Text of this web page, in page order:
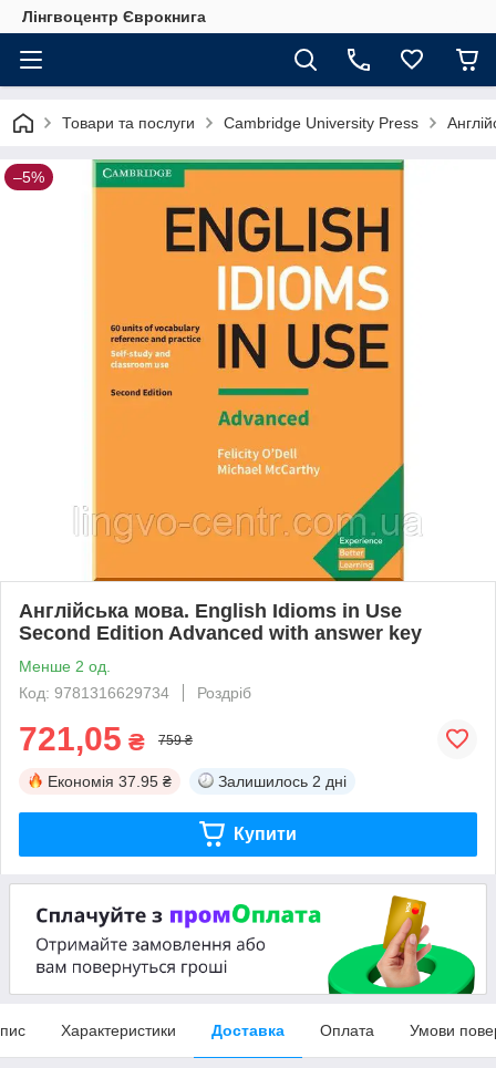
Лінгвоцентр Єврокнига
Товари та послуги Cambridge University Press
–5%
Англійська мова. English Idioms in Use
Second Edition Advanced with answer key
Менше 2 од.
Код: 9781316629734
Роздріб
721,05 ₴ 759 ₴
Економія 37.95 ₴ Залишилось 2 дні
Купити
Характеристики Доставка Оплата Умови